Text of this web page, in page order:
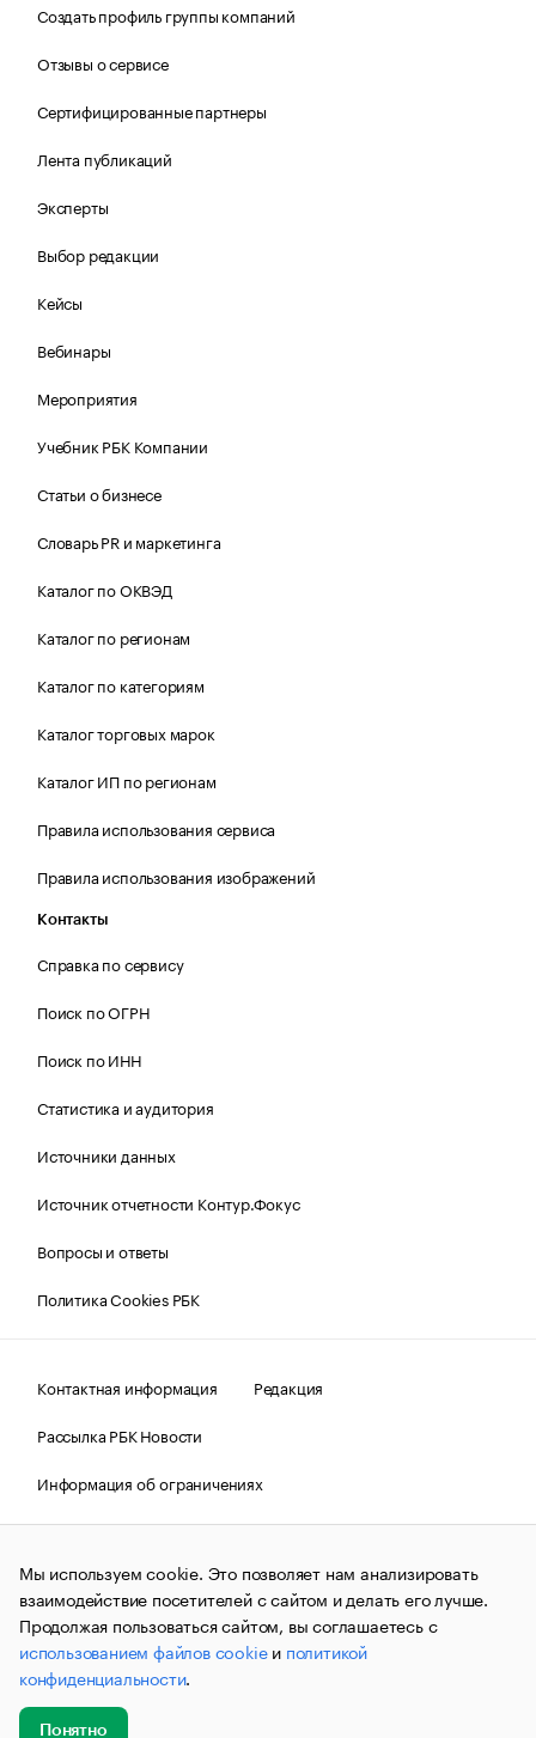
Создать профиль группы компаний
Отзывы о сервисе
Сертифицированные партнеры
Лента публикаций
Эксперты
Выбор редакции
Кейсы
Вебинары
Мероприятия
Учебник РБК Компании
Статьи о бизнесе
Словарь PR и маркетинга
Каталог по ОКВЭД
Каталог по регионам
Каталог по категориям
Каталог торговых марок
Каталог ИП по регионам
Правила использования сервиса
Правила использования изображений
Контакты
Справка по сервису
Поиск по ОГРН
Поиск по ИНН
Статистика и аудитория
Источники данных
Источник отчетности Контур.Фокус
Вопросы и ответы
Политика Cookies РБК
Контактная информация
Редакция
Рассылка РБК Новости
Информация об ограничениях
Правовая информация
О соблюдении авторских прав
© АО «РОСБИЗНЕСКОНСАЛТИНГ»,1995–2026.Сообщения
и материалы информационного агентства «РБК»
(зарегистрировано Федеральной службой по надзору в сфере
связи, информационных технологий и массовых
коммуникаций (Роскомнадзор) 09.12.2015 за номером ИА
№ФС77-63848) сопровождаются пометкой «РБК». Отдельные
публикации могут содержать информацию,
не предназначенную для пользователей
до 18 лет.
Мы используем cookie. Это позволяет нам анализировать
взаимодействие посетителей с сайтом и делать его лучше.
Продолжая пользоваться сайтом, вы соглашаетесь с
использованием файлов cookieи политикой
конфиденциальности.
Понятно